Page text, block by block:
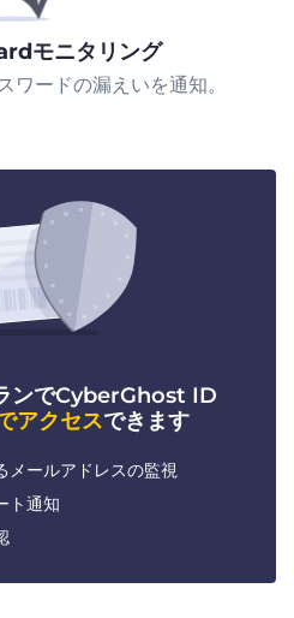
モニタリング
ワードの漏えいを通知。
ンでCyberGhost ID
アクセスできます
メールアドレスの監視
ト通知